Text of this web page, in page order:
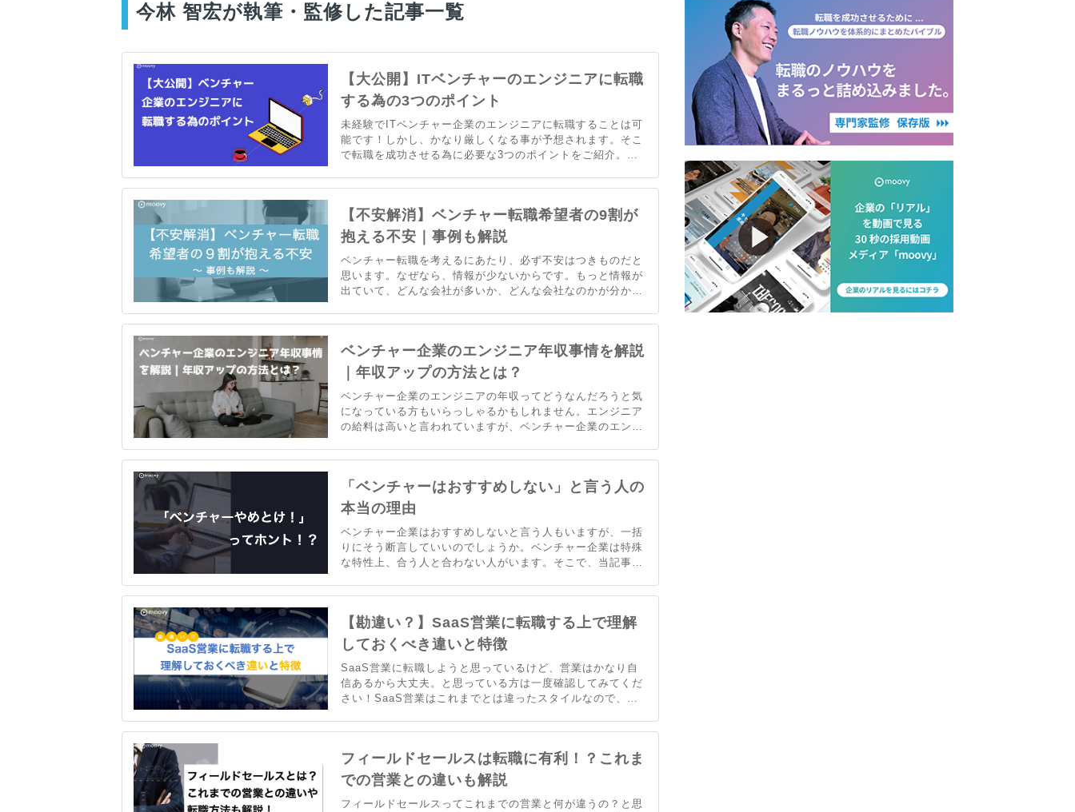
今林 智宏が執筆・監修した記事一覧
【大公開】ITベンチャーのエンジニアに転職
する為の3つのポイント
未経験でITベンチャー企業のエンジニアに転職することは可
能です！しかし、かなり厳しくなる事が予想されます。そこ
で転職を成功させる為に必要な3つのポイントをご紹介。ス
てご紹介します！
【不安解消】ベンチャー転職希望者の9割が
抱える不安｜事例も解説
ベンチャー転職を考えるにあたり、必ず不安はつきものだと
思います。なぜなら、情報が少ないからです。もっと情報が
出ていて、どんな会社が多いか、どんな会社なのかが分かれ
解消する為のポイントを事例も含めて解説します。
ベンチャー企業のエンジニア年収事情を解説
｜年収アップの方法とは？
ベンチャー企業のエンジニアの年収ってどうなんだろうと気
になっている方もいらっしゃるかもしれません。エンジニア
の給料は高いと言われていますが、ベンチャー企業のエンジ
企業のエンジニアの気になる年収事情についてお伝えしてい
「ベンチャーはおすすめしない」と言う人の
本当の理由
ベンチャー企業はおすすめしないと言う人もいますが、一括
りにそう断言していいのでしょうか。ベンチャー企業は特殊
な特性上、合う人と合わない人がいます。そこで、当記事で
業に転職を決める前に、適性を理解してから決めて欲しいと
【勘違い？】SaaS営業に転職する上で理解
しておくべき違いと特徴
SaaS営業に転職しようと思っているけど、営業はかなり自
信あるから大丈夫。と思っている方は一度確認してみてくだ
さい！SaaS営業はこれまでとは違ったスタイルなので、理
したいと考えている人は絶対に知っておかなければならない
フィールドセールスは転職に有利！？これま
での営業との違いも解説
フィールドセールスってこれまでの営業と何が違うの？と思